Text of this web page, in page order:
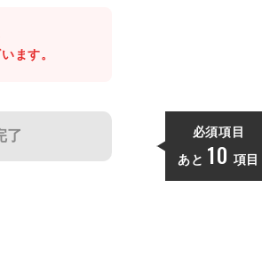
ます。
了 必須項目
あと 10 項目